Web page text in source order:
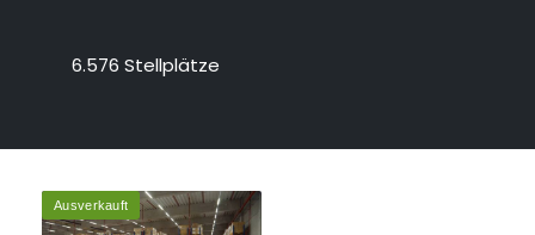
6.576 Stellplätze
Ausverkauft